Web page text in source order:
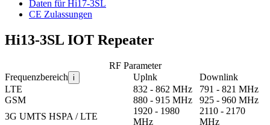
Daten für Hi17-3SL
CE Zulassungen
Hi13-3SL IOT Repeater
RF Parameter
Frequenzbereich i Uplnk
Downlink
LTE
832 - 862 MHz
791 - 821 MHz
GSM
880 - 915 MHz
925 - 960 MHz
3G UMTS HSPA / LTE
1920 - 1980
MHz
2110 - 2170
MHz